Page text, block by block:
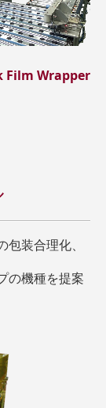
Film Wrapper
装合理化、
の機種を提案